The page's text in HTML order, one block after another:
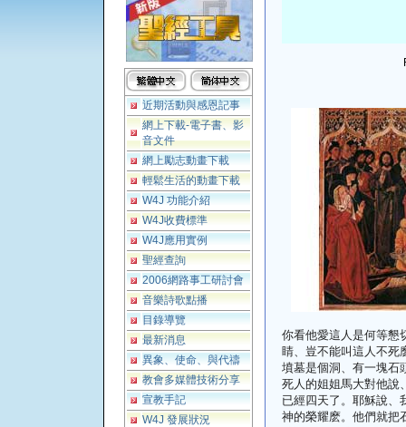
近期活動與感恩記事
網上下載-電子書、影
音文件
網上勵志動畫下載
輕鬆生活的動畫下載
W4J 功能介紹
W4J收費標準
W4J應用實例
聖經查詢
2006網路事工研討會
音樂詩歌點播
目錄導覽
最新消息
異象、使命、與代禱
教會多媒體技術分享
宣教手記
W4J 發展狀況
你看他愛這人是何等懇
睛、豈不能叫這人不死
墳墓是個洞、有一塊石
死人的姐姐馬大對他說
已經四天了。耶穌說
神的榮耀麽。他們就把